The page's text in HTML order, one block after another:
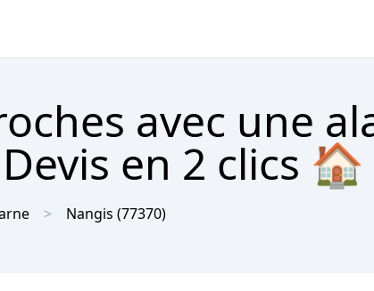
avec une
en 2 clics 🏠
Nangis (77370)